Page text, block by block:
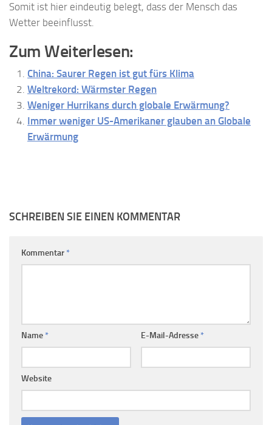
Somit ist hier eindeutig belegt, dass der Mensch das
Wetter beeinflusst.
Zum Weiterlesen:
China: Saurer Regen ist gut fürs Klima
Weltrekord: Wärmster Regen
Weniger Hurrikans durch globale Erwärmung?
Immer weniger US-Amerikaner glauben an Globale
Erwärmung
SCHREIBEN SIE EINEN KOMMENTAR
Kommentar *
Name * E-Mail-Adresse *
Website